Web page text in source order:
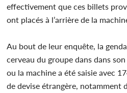
effectivement que ces billets
ont placés à l’arrière de la
Au bout de leur enquête, la
cerveau du groupe dans dans
ou la machine a été saisie avec
de devise étrangère, notamment